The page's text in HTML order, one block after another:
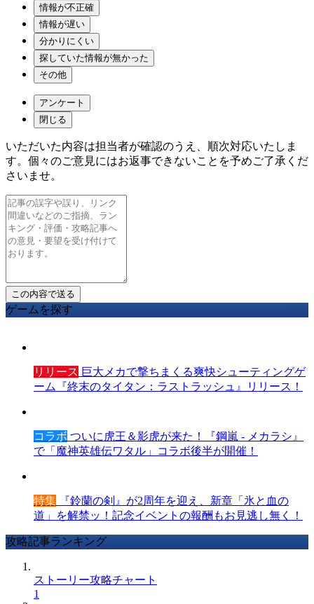
情報が不正確
情報が遅い
分かりにくい
探していた情報が無かった
その他
アンケート
閉じる
いただいた内容は担当者が確認のうえ、順次対応いたしま
す。個々のご意見にはお返事できないことを予めご了承くだ
さいませ。
ゲームを探す
リリース 巨大メカで撃ちまくる爽快シューティングゲ
ーム『終末のタイタン：ラストラッシュ』リリース！
コラボ ついに虎王＆影虎が来た！『鋼嵐 - メカラシ』
で「魔神英雄伝ワタル」コラボ後半が開催！
特集 『鈴蘭の剣』が2周年を迎え、新章「氷と血の
道」を解禁ッ！記念イベントの報酬もお見逃し無く！
攻略記事ランキング
ストーリー攻略チャート
1